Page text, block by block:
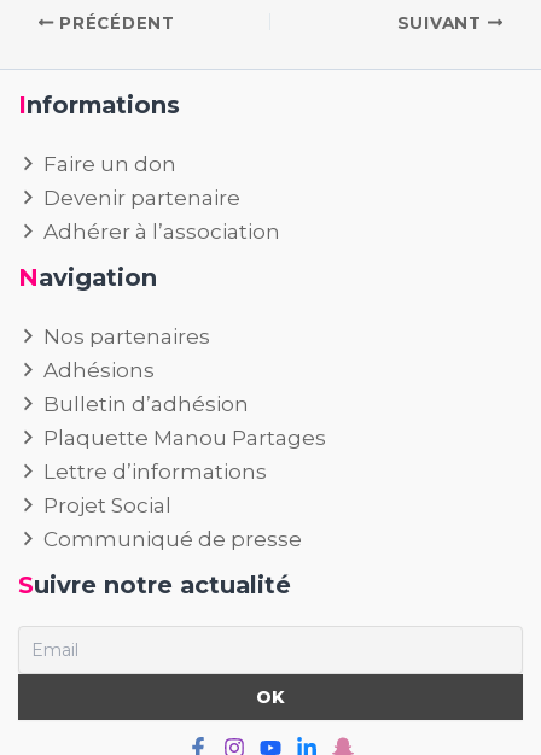
PRÉCÉDENT SUIVANT
Informations
Faire un don
Devenir partenaire
Adhérer à l’association
Navigation
Nos partenaires
Adhésions
Bulletin d’adhésion
Plaquette Manou Partages
Lettre d’informations
Projet Social
Communiqué de presse
Suivre notre actualité